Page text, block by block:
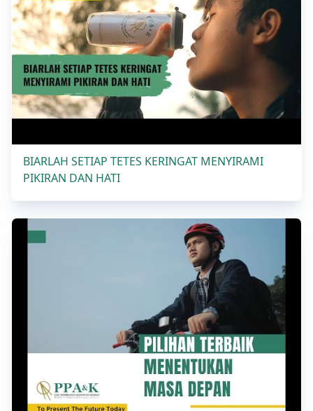
BIARLAH SETIAP TETES KERINGAT MENYIRAMI
PIKIRAN DAN HATI